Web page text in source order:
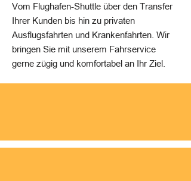
Vom Flughafen-Shuttle über den Transfer
Ihrer Kunden bis hin zu privaten
Ausflugsfahrten und Krankenfahrten. Wir
bringen Sie mit unserem Fahrservice
gerne zügig und komfortabel an Ihr Ziel.